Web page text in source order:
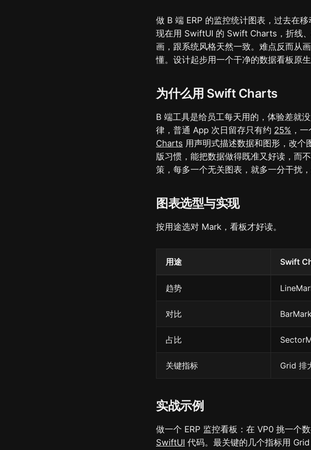
做 B 端 ERP 的监控统计图表，过去在
现在用 SwiftUI 的 Swift Charts，折线
画，跟系统风格天然一致。难点反而从
懂。设计起步用一个干净的数据看板原
为什么用 Swift Charts
B 端工具是给员工每天用的，体验差就
律，普通 App 次日留存只有约 25% ，
Charts 用声明式描述数据和图形，改个
版习惯，能把数据做得既准又好读，而
策，每多一个无关图表，就多一分干扰
图表选型与实现
按用途选对 Mark，看板才好读。
用途 Swift
趋势
对比
占比
关键指标 Grid 排
实战示例
做一个 ERP 监控看板：在 VP0 挑一个
SwiftUI 代码。最关键的几个指标用